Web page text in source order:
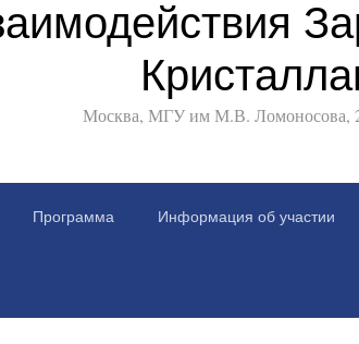
Москва, МГУ им М.В. Ломоносова,
Программа Информация об участии